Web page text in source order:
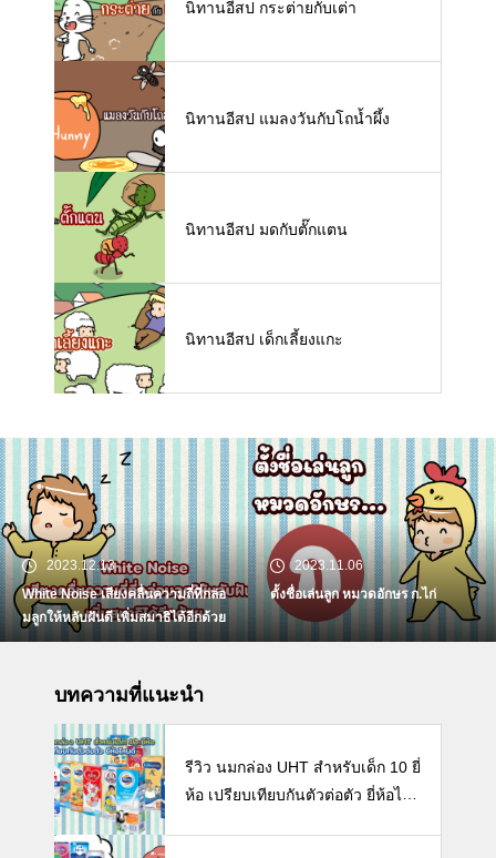
นิทานอีสป กระต่ายกับเต่า
นิทานอีสป แมลงวันกับโถน้ำผึ้ง
นิทานอีสป มดกับตั๊กแตน
นิทานอีสป เด็กเลี้ยงแกะ
2023.12.13
White Noise เสียงคลื่นความถี่ที่กล่อ
มลูกให้หลับฝันดี เพิ่มสมาธิได้อีกด้วย
2023.11.06
ตั้งชื่อเล่นลูก หมวดอักษร ก.ไก่
บทความที่แนะนำ
รีวิว นมกล่อง UHT สำหรับเด็ก 10 ยี่
ห้อ เปรียบเทียบกันตัวต่อตัว ยี่ห้อไห